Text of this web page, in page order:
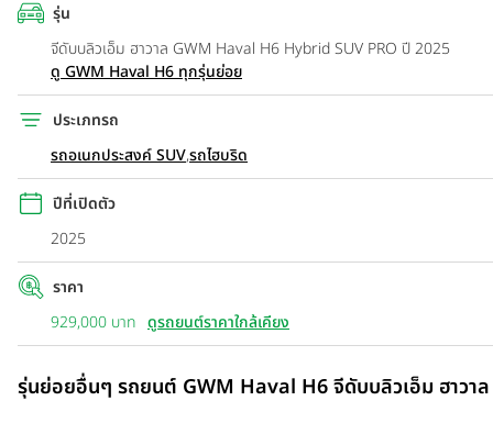
รุ่น
จีดับบลิวเอ็ม ฮาวาล GWM Haval H6 Hybrid SUV PRO ปี 2025
ดู GWM Haval H6 ทุกรุ่นย่อย
ประเภทรถ
รถอเนกประสงค์ SUV,รถไฮบริด
ปีที่เปิดตัว
2025
ราคา
929,000 บาท ดูรถยนต์ราคาใกล้เคียง
รุ่นย่อยอื่นๆ รถยนต์ GWM Haval H6 จีดับบลิวเอ็ม ฮาวาล